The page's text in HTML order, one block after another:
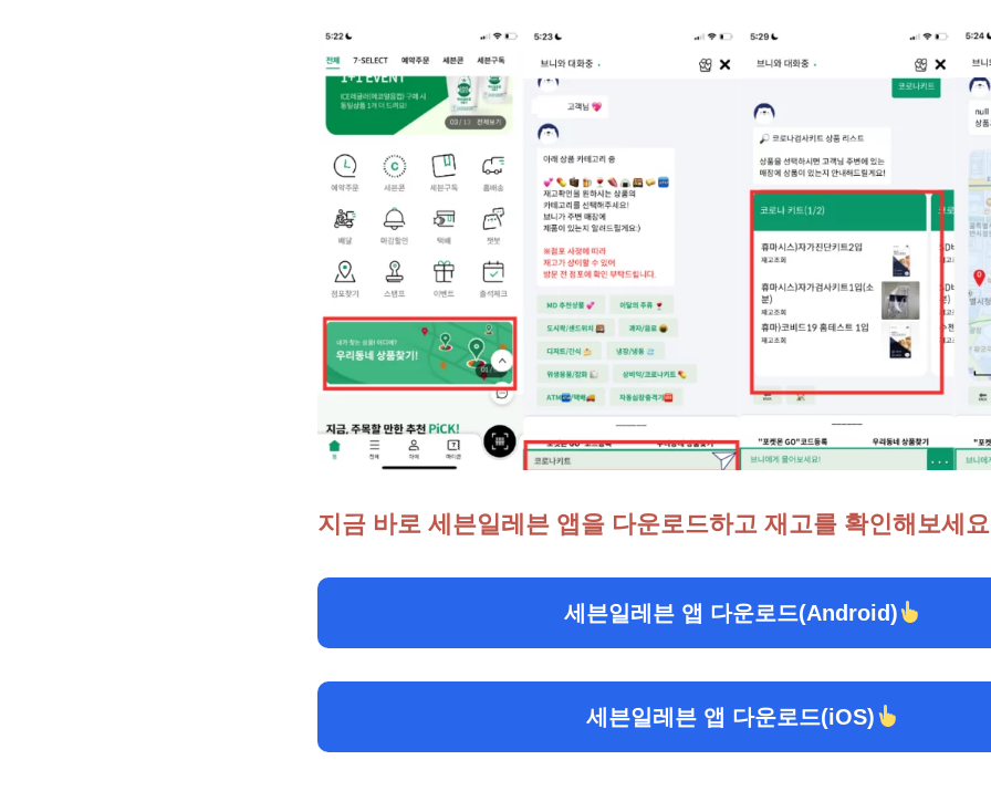
지금 바로 세븐일레븐 앱을 다운로드하고 재고를 확인해보세
세븐일레븐 앱 다운로드(Android)
세븐일레븐 앱 다운로드(iOS)